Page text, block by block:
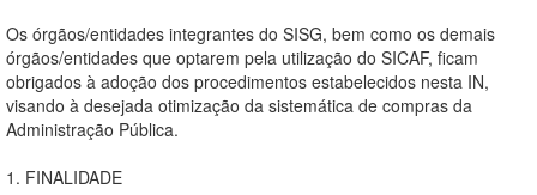
Os órgãos/entidades integrantes do SISG, bem como os demais
órgãos/entidades que optarem pela utilização do SICAF, ficam
obrigados à adoção dos procedimentos estabelecidos nesta IN,
visando à desejada otimização da sistemática de compras da
Administração Pública.
1. FINALIDADE